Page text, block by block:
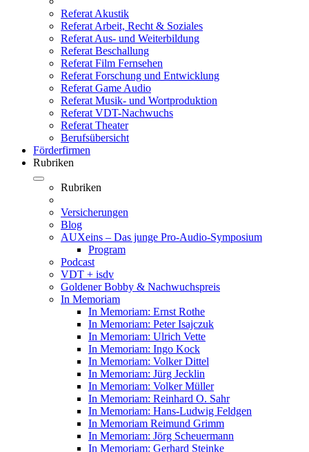
Referat Akustik
Referat Arbeit, Recht & Soziales
Referat Aus- und Weiterbildung
Referat Beschallung
Referat Film Fernsehen
Referat Forschung und Entwicklung
Referat Game Audio
Referat Musik- und Wortproduktion
Referat VDT-Nachwuchs
Referat Theater
Berufsübersicht
Förderfirmen
Rubriken
Rubriken
Versicherungen
Blog
AUXeins – Das junge Pro-Audio-Symposium
Program
Podcast
VDT + isdv
Goldener Bobby & Nachwuchspreis
In Memoriam
In Memoriam: Ernst Rothe
In Memoriam: Peter Isajczuk
In Memoriam: Ulrich Vette
In Memoriam: Ingo Kock
In Memoriam: Volker Dittel
In Memoriam: Jürg Jecklin
In Memoriam: Volker Müller
In Memoriam: Reinhard O. Sahr
In Memoriam: Hans-Ludwig Feldgen
In Memoriam Reimund Grimm
In Memoriam: Jörg Scheuermann
In Memoriam: Gerhard Steinke